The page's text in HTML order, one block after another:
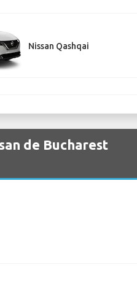
Nissan Qashqai
de Bucharest